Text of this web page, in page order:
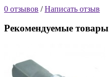
0 отзывов /Написать отзыв
Рекомендуемые товары